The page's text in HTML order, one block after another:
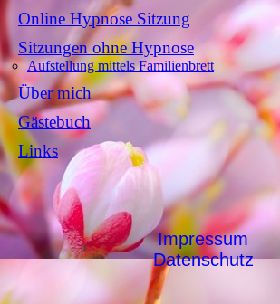
Online Hypnose Sitzung
Sitzungen ohne Hypnose
Aufstellung mittels Familienbrett
Über mich
Gästebuch
Links
Impressum
Datenschutz